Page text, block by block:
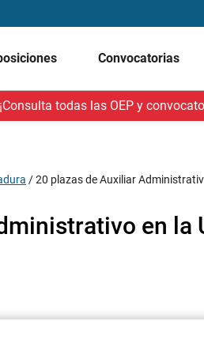
Convocatorias
¡Consulta todas las OEP y
/20 plazas de Auxiliar
en la